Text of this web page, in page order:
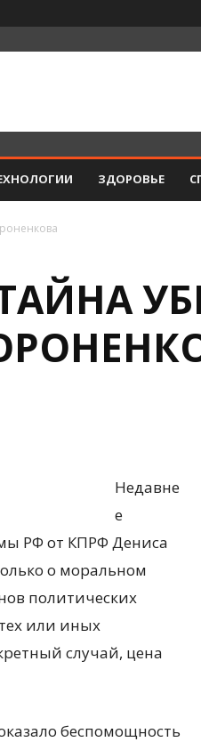
ЗДОРОВЬЕ
Недавне
е
РФ от КПРФ Дениса
о моральном
политических
или иных
случай, цена
беспомощность